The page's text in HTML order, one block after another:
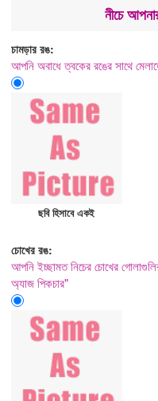
নীচে
চামড়ার রঙ:
আপনি অবাধে ত্বকের রঙের সাথে
ছবি হিসাবে একই
চোখের রঙ:
আপনি ইচ্ছামত নিচের চোখের
অ্যাজ পিকচার"